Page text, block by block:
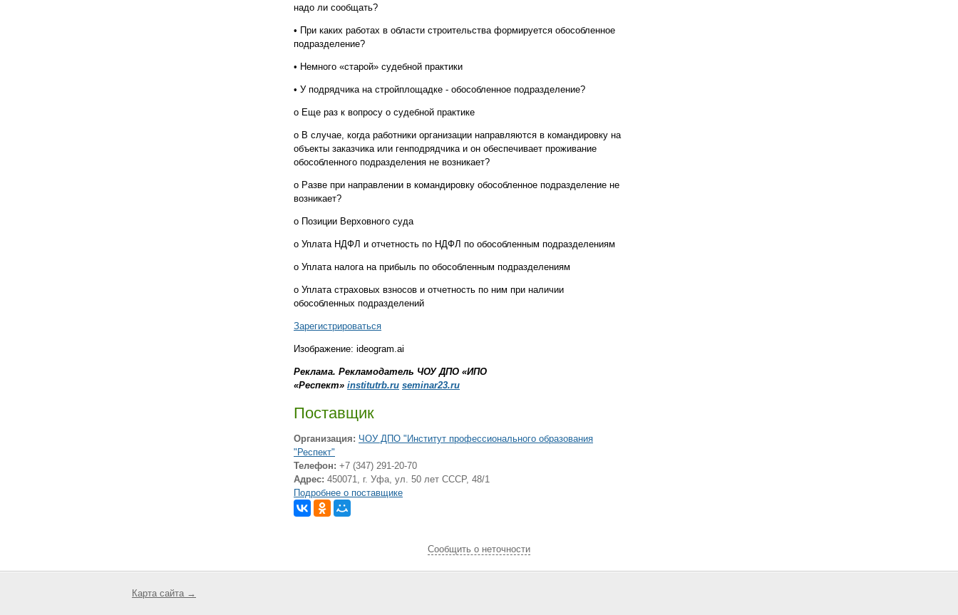
надо ли сообщать?
• При каких работах в области строительства формируется обособленное
подразделение?
• Немного «старой» судебной практики
• У подрядчика на стройплощадке - обособленное подразделение?
o Еще раз к вопросу о судебной практике
o В случае, когда работники организации направляются в командировку на
объекты заказчика или генподрядчика и он обеспечивает проживание
обособленного подразделения не возникает?
o Разве при направлении в командировку обособленное подразделение не
возникает?
o Позиции Верховного суда
o Уплата НДФЛ и отчетность по НДФЛ по обособленным подразделениям
o Уплата налога на прибыль по обособленным подразделениям
o Уплата страховых взносов и отчетность по ним при наличии
обособленных подразделений
Зарегистрироваться
Изображение: ideogram.ai
Реклама. Рекламодатель ЧОУ ДПО «ИПО
«Респект» institutrb.ru seminar23.ru
Поставщик
Организация: ЧОУ ДПО "Институт профессионального образования
"Респект"
Телефон: +7 (347) 291-20-70
Адрес: 450071, г. Уфа, ул. 50 лет СССР, 48/1
Подробнее о поставщике
Cообщить о неточности
Карта сайта →